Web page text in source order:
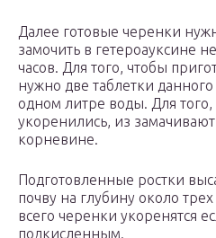
Далее готовые черенки
замочить в гетероауксине
часов. Для того, чтобы
нужно две таблетки
одном литре воды. Для
укоренились, из
корневине.
Подготовленные ростки
почву на глубину около
всего черенки укоренятся
подкисленным.